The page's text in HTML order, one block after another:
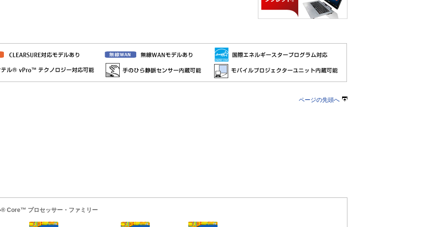
ページの先頭へ
® Core™ プロセッサー・ファミリー